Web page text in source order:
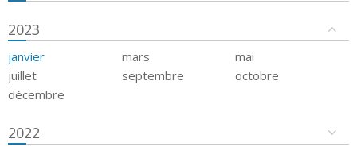
2023
janvier mars
mai
juillet
septembre
octobre
décembre
2022